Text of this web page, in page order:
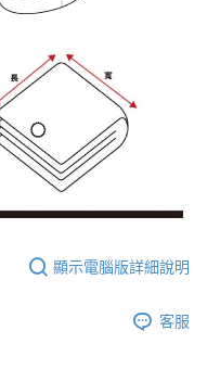
顯示電腦版詳細說明
客服